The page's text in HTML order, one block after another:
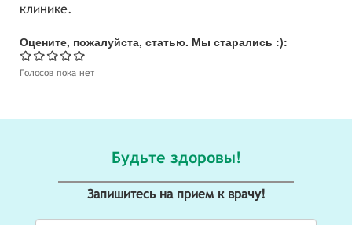
клинике.
Оцените, пожалуйста, статью. Мы старались :):
Голосов пока нет
Будьте здоровы!
Запишитесь на прием к врачу!